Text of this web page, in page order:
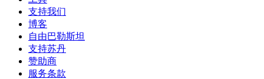
支持我们
博客
自由巴勒斯坦
支持苏丹
赞助商
服务条款